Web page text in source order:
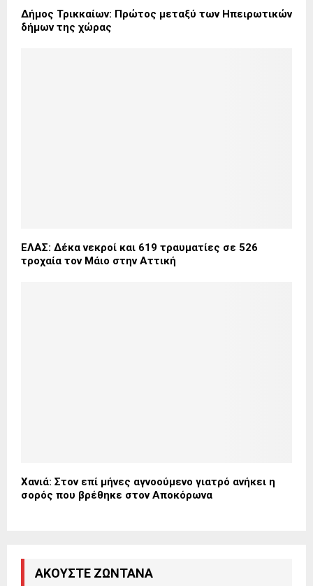
Δήμος Τρικκαίων: Πρώτος μεταξύ των Ηπειρωτικών
δήμων της χώρας
ΕΛΑΣ: Δέκα νεκροί και 619 τραυματίες σε 526
τροχαία τον Μάιο στην Αττική
Χανιά: Στον επί μήνες αγνοούμενο γιατρό ανήκει η
σορός που βρέθηκε στον Αποκόρωνα
ΑΚΟΎΣΤΕ ΖΩΝΤΑΝΆ